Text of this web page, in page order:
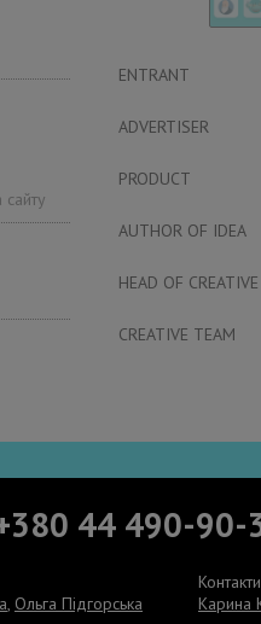
ENTRANT
ADVERTISER
PRODUCT
AUTHOR OF IDEA
HEAD OF CREATIVE
CREATIVE TEAM
44 490-90-
Ольга Підгорська
Карина